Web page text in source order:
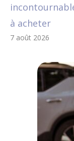
à acheter
7 août 2026